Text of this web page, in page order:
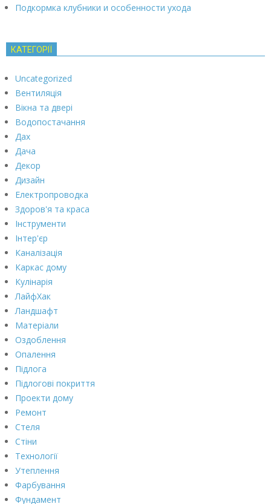
Подкормка клубники и особенности ухода
КАТЕГОРІЇ
Uncategorized
Вентиляція
Вікна та двері
Водопостачання
Дах
Дача
Декор
Дизайн
Електропроводка
Здоров'я та краса
Інструменти
Інтер'єр
Каналізація
Каркас дому
Кулінарія
ЛайфХак
Ландшафт
Матеріали
Оздоблення
Опалення
Підлога
Підлогові покриття
Проекти дому
Ремонт
Стеля
Стіни
Технології
Утеплення
Фарбування
Фундамент